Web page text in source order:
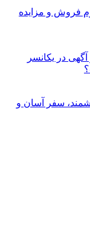
فروش و مزایده
در یکانسر
سفر آسان و